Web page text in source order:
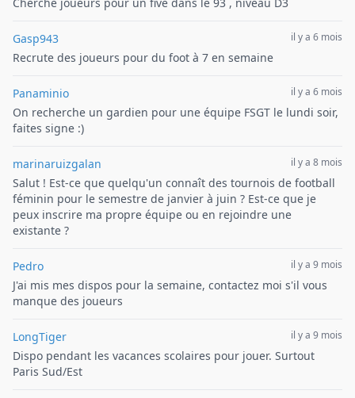
Gasp943 il y a 6 mois
Recrute des joueurs pour du foot à 7 en semaine
Panaminio il y a 6 mois
On recherche un gardien pour une équipe FSGT le lundi soir,
faites signe :)
marinaruizgalan il y a 8 mois
Salut ! Est-ce que quelqu'un connaît des tournois de football
féminin pour le semestre de janvier à juin ? Est-ce que je
peux inscrire ma propre équipe ou en rejoindre une
existante ?
Pedro il y a 9 mois
J'ai mis mes dispos pour la semaine, contactez moi s'il vous
manque des joueurs
LongTiger il y a 9 mois
Dispo pendant les vacances scolaires pour jouer. Surtout
Paris Sud/Est